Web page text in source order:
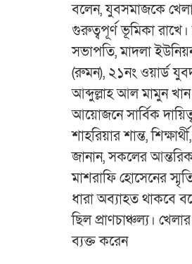
বলেন, যুবসমাজকে
গুরুত্বপূর্ণ ভূমিকা
সভাপতি, মাদলা
(রুমন), ২১নং ওয়ার্ড
আব্দুল্লাহ আল মামুন
আয়োজনে সার্বিক
শাহরিয়ার শান্ত,
জানান, সকলের
মাশরাফি হোসেনের
ধারা অব্যাহত থাকবে
ছিল প্রাণচাঞ্চল্য।
ব্যক্ত করেন